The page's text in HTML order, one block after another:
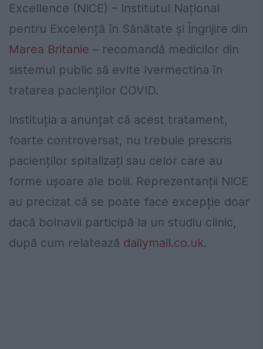
Excellence (NICE) – Institutul Național
pentru Excelență în Sănătate și Îngrijire din
Marea Britanie – recomandă medicilor din
sistemul public să evite Ivermectina în
tratarea pacienților COVID.
Instituția a anunțat că acest tratament,
foarte controversat, nu trebuie prescris
pacienților spitalizați sau celor care au
forme ușoare ale bolii. Reprezentanții NICE
au precizat că se poate face excepție doar
dacă bolnavii participă la un studiu clinic,
după cum relatează dailymail.co.uk.